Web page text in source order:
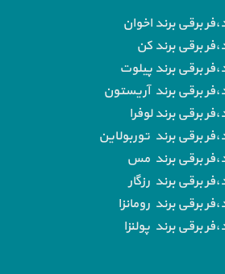
برقی برند اخوان
برقی برند کن
برقی برند پیلوت
برقی برند آریستون
برقی برند لوفرا
برقی برند توربولاین
برقی برند مس
برقی برند رزگار
برقی برند رومانزا
برقی برند پولنزا